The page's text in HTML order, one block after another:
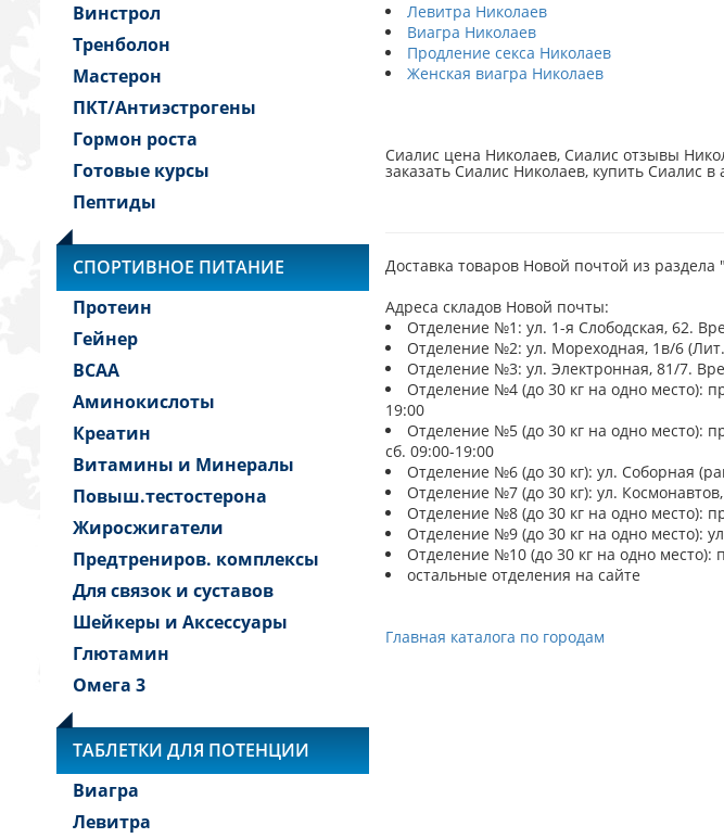
Винстрол
Тренболон
Мастерон
ПКТ/Антиэстрогены
Гормон роста
Готовые курсы
Пептиды
СПОРТИВНОЕ ПИТАНИЕ
Протеин
Гейнер
BCAA
Аминокислоты
Креатин
Витамины и Минералы
Повыш.тестостерона
Жиросжигатели
Предтрениров. комплексы
Для связок и суставов
Шейкеры и Аксессуары
Глютамин
Омега 3
ТАБЛЕТКИ ДЛЯ ПОТЕНЦИИ
Виагра
Левитра
Левитра Николаев
Виагра Николаев
Продление секса Николаев
Женская виагра Николаев
Сиалис цена Николаев, Сиалис отзывы
заказать Сиалис Николаев, купить Сиалис
Доставка товаров Новой почтой из
Адреса складов Новой почты:
Отделение №1: ул. 1-я Слободская, 62.
Отделение №2: ул. Мореходная, 1в/6
Отделение №3: ул. Электронная, 81/7.
Отделение №4 (до 30 кг на одно место):
19:00
Отделение №5 (до 30 кг на одно место):
сб. 09:00-19:00
Отделение №6 (до 30 кг): ул. Соборная
Отделение №7 (до 30 кг): ул.
Отделение №8 (до 30 кг на одно место):
Отделение №9 (до 30 кг на одно место):
Отделение №10 (до 30 кг на одно
остальные отделения на сайте
Главная каталога по городам